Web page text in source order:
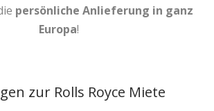
persönliche Anlieferung in ganz
Europa!
zur Rolls Royce Miete